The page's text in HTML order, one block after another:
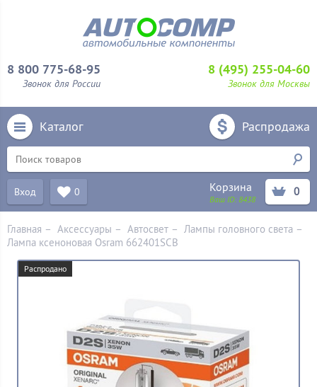
8 800 775-68-95
Звонок для России
8 (495) 255-04-60
Звонок для Москвы
Каталог Распродажа
Вход 0 Корзина
Ваш ID:8438
0
Главная – Аксессуары – Aвтосвет – Лампы головного света –
Лампа ксеноновая Osram 662401SCB
Распродано